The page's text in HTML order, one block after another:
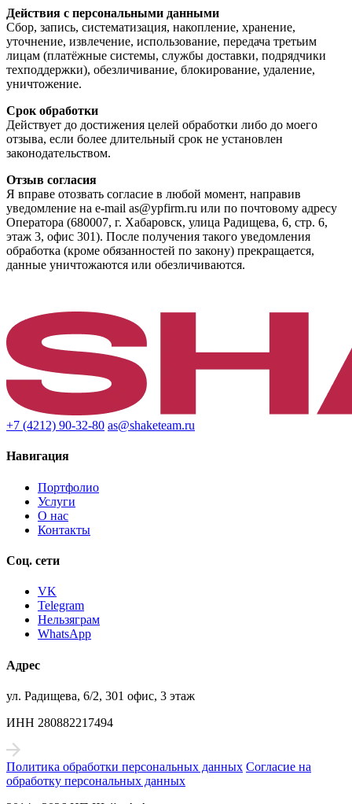
Действия с персональными данными
Сбор, запись, систематизация, накопление, хранение,
уточнение, извлечение, использование, передача третьим
лицам (платёжные системы, службы доставки, подрядчики
техподдержки), обезличивание, блокирование, удаление,
уничтожение.
Срок обработки
Действует до достижения целей обработки либо до моего
отзыва, если более длительный срок не установлен
законодательством.
Отзыв согласия
Я вправе отозвать согласие в любой момент, направив
уведомление на e-mail as@ypfirm.ru или по почтовому адресу
Оператора (680007, г. Хабаровск, улица Радищева, 6, стр. 6,
этаж 3, офис 301). После получения такого уведомления
обработка (кроме обязанностей по закону) прекращается,
данные уничтожаются или обезличиваются.
+7 (4212) 90-32-80 as@shaketeam.ru
Навигация
Портфолио
Услуги
О нас
Контакты
Соц. сети
VK
Telegram
Нельзяграм
WhatsApp
Адрес
ул. Радищева, 6/2, 301 офис, 3 этаж
ИНН 280882217494
Политика обработки персональных данных Согласие на
обработку персональных данных